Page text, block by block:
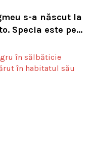
s-a născut la
Specia este pe